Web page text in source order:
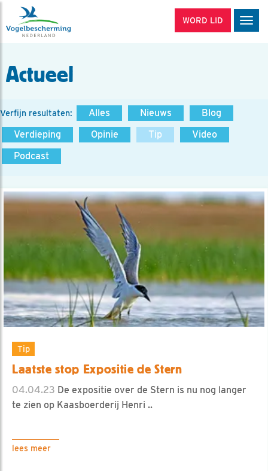
WORD LID
Actueel
Verfijn resultaten: Alles Nieuws
Blog
Verdieping
Opinie Tip
Video
Podcast
Tip
Laatste stop Expositie de Stern
04.04.23 De expositie over de Stern is nu nog langer
te zien op Kaasboerderij Henri ..
lees meer